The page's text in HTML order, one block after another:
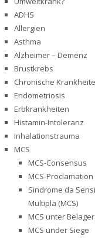
ADHS
Allergien
Asthma
Alzheimer – Demenz
Brustkrebs
Chronische
Endometriosis
Erbkrankheiten
Histamin-Intoleranz
Inhalationstrauma
MCS
MCS-Consensus
MCS-Proclamation
Sindrome da
Multipla (MCS)
MCS unter
MCS under Siege